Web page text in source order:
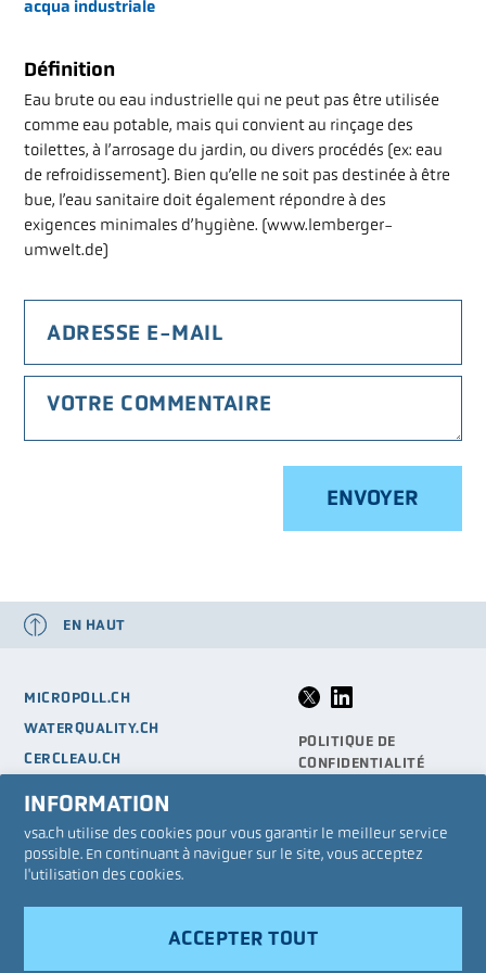
LOGIN
GLOSSAIRE
FAQ
OFFRES D’EMPLOI
MEDIA
acqua industriale
Définition
Eau brute ou eau industrielle qui ne peut pas être utilisée
comme eau potable, mais qui convient au rinçage des
toilettes, à l’arrosage du jardin, ou divers procédés (ex: eau
de refroidissement). Bien qu’elle ne soit pas destinée à être
bue, l’eau sanitaire doit également répondre à des
exigences minimales d’hygiène. (www.lemberger-
umwelt.de)
EN HAUT
MICROPOLL.CH
WATERQUALITY.CH
CERCLEAU.CH
INF-EAU.CH ET MÉTIERS-EAU.CH
ECHOS D’EAU : L’AVENIR DE L’EAU
POLITIQUE DE
CONFIDENTIALITÉ
SITEMAP
MENTIONS LÉGALES
VSA bureau romand
INFORMATION
vsa.ch utilise des cookies pour vous garantir le meilleur service
possible. En continuant à naviguer sur le site, vous acceptez
l'utilisation des cookies.
ACCEPTER TOUT